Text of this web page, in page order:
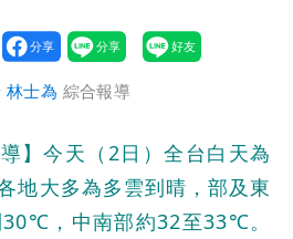
林士為 綜合報導
】今天（2日）全台白天為
地大多為多雲到晴，部及東
，中南部約32至33℃。